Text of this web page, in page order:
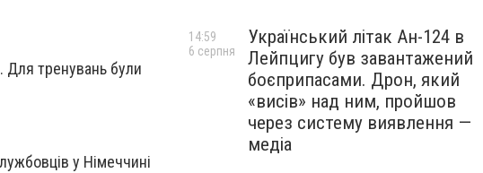
Для тренувань були
у Німеччині
Український літак Ан-124 в
Лейпцигу був завантажений
боєприпасами. Дрон, який
«висів» над ним, пройшов
через систему виявлення —
медіа
14:59
6 серпня